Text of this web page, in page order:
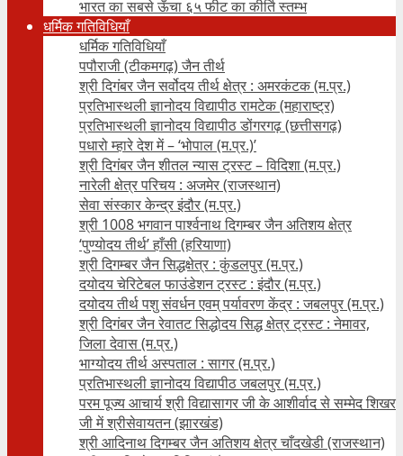
भारत का सबसे ऊँचा ६५ फीट का कीर्ति स्तम्भ
धर्मिक गतिविधियाँ
धर्मिक गतिविधियाँ
पपौराजी (टीकमगढ़) जैन तीर्थ
श्री दिगंबर जैन सर्वोदय तीर्थ क्षेत्र : अमरकंटक (म.प्र.)
प्रतिभास्थली ज्ञानोदय विद्यापीठ रामटेक (महाराष्ट्र)
प्रतिभास्थली ज्ञानोदय विद्यापीठ डोंगरगढ़ (छत्तीसगढ़)
पधारो म्हारे देश में – ‘भोपाल (म.प्र.)’
श्री दिगंबर जैन शीतल न्यास ट्रस्ट – विदिशा (म.प्र.)
नारेली क्षेत्र परिचय : अजमेर (राजस्थान)
सेवा संस्कार केन्द्र इंदौर (म.प्र.)
श्री 1008 भगवान पार्श्वनाथ दिगम्बर जैन अतिशय क्षे‍त्र
‘पुण्योदय तीर्थ’ हाँसी (हरियाणा)
श्री दिगम्बर जैन सिद्धक्षेत्र : कुंडलपुर (म.प्र.)
दयोदय चेरिटेबल फाउंडेशन ट्रस्ट : इंदौर (म.प्र.)
दयोदय तीर्थ पशु संवर्धन एवम्‌ पर्यावरण केंद्र : जबलपुर (म.प्र.)
श्री दिगंबर जैन रेवातट सिद्धोदय सिद्ध क्षेत्र ट्रस्ट : नेमावर,
जिला देवास (म.प्र.)
भाग्योदय तीर्थ अस्पताल : सागर (म.प्र.)
प्रतिभास्थली ज्ञानोदय विद्यापीठ जबलपुर (म.प्र.)
परम पूज्य आचार्य श्री विद्यासागर जी के आशीर्वाद से सम्मेद शिखर
जी में श्रीसेवायतन (झारखंड)
श्री आदिनाथ दिगम्बर जैन अतिशय क्षेत्र चाँदखेडी (राजस्थान)